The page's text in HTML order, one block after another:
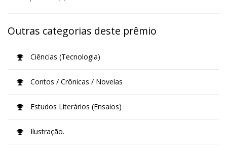
Outras categorias deste prêmio
Ciências (Tecnologia)
Contos / Crônicas / Novelas
Estudos Literários (Ensaios)
Ilustração.